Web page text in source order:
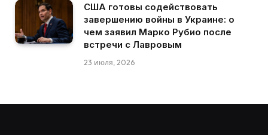
США готовы содействовать
завершению войны в Украине: о
чем заявил Марко Рубио после
встречи с Лавровым
23 июля, 2026